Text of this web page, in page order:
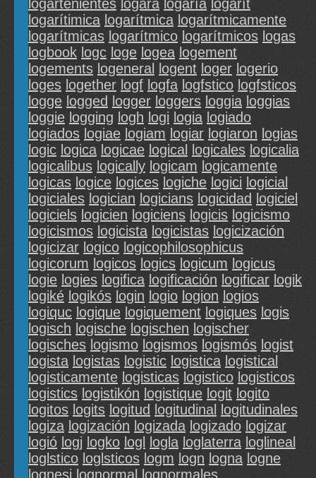
logartenientes logará logaría logarít
logarítimica logarítmica logarítmicamente
logarítmicas logarítmico logarítmicos logas
logbook logc loge logea logement
logements logeneral logent loger logerio
loges logether logf logfa logfstico logfsticos
logge logged logger loggers loggia loggias
loggie logging logh logi logia logiado
logiados logiae logiam logiar logiaron logias
logic logica logicae logical logicales logicalia
logicalibus logically logicam logicamente
logicas logice logices logiche logici logicial
logiciales logician logicians logicidad
logiciel
logiciels logicien logiciens logicis logicismo
logicismos logicista logicistas logicización
logicizar logico logicophilosophicus
logicorum logicos logics logicum logicus
logie logies logifica logificación logificar logik
logiké logikós login logio logion logios
logiquc logique logiquement logiques logis
logisch logische logischen logischer
logisches logismo logismos logismós logist
logista logistas logistic logistica logistical
logisticamente logisticas logistico logisticos
logistics logistikón logistique logit logito
logitos logits logitud logitudinal
logitudinales
logiza logización logizada logizado logizar
logió logj logko logl logla loglaterra loglineal
loglstico loglsticos logm logn logna logne
lognesi lognormal
lognormales